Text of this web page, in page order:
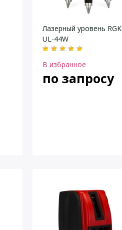
Лазерный уровень RGK
UL-44W
В избранное
по запросу